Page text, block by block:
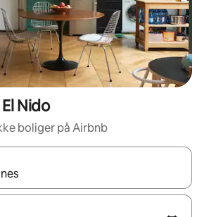
Nido
boliger på Airbnb
tilgængelige, skal du navigere med